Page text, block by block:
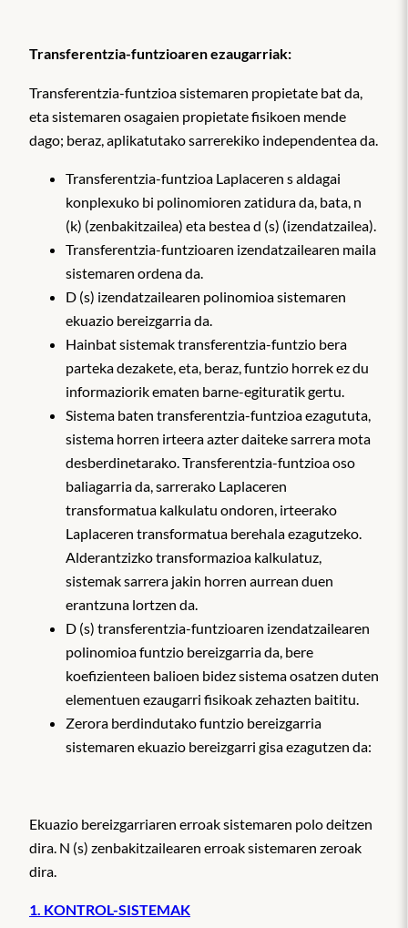
Transferentzia-funtzioaren ezaugarriak:
Transferentzia-funtzioa sistemaren propietate bat da,
eta sistemaren osagaien propietate fisikoen mende
dago; beraz, aplikatutako sarrerekiko independentea da.
Transferentzia-funtzioa Laplaceren s aldagai
konplexuko bi polinomioren zatidura da, bata, n
(k) (zenbakitzailea) eta bestea d (s) (izendatzailea).
Transferentzia-funtzioaren izendatzailearen maila
sistemaren ordena da.
D (s) izendatzailearen polinomioa sistemaren
ekuazio bereizgarria da.
Hainbat sistemak transferentzia-funtzio bera
parteka dezakete, eta, beraz, funtzio horrek ez du
informaziorik ematen barne-egituratik gertu.
Sistema baten transferentzia-funtzioa ezagututa,
sistema horren irteera azter daiteke sarrera mota
desberdinetarako. Transferentzia-funtzioa oso
baliagarria da, sarrerako Laplaceren
transformatua kalkulatu ondoren, irteerako
Laplaceren transformatua berehala ezagutzeko.
Alderantzizko transformazioa kalkulatuz,
sistemak sarrera jakin horren aurrean duen
erantzuna lortzen da.
D (s) transferentzia-funtzioaren izendatzailearen
polinomioa funtzio bereizgarria da, bere
koefizienteen balioen bidez sistema osatzen duten
elementuen ezaugarri fisikoak zehazten baititu.
Zerora berdindutako funtzio bereizgarria
sistemaren ekuazio bereizgarri gisa ezagutzen da:
Ekuazio bereizgarriaren erroak sistemaren polo deitzen
dira. N (s) zenbakitzailearen erroak sistemaren zeroak
dira.
1. KONTROL-SISTEMAK